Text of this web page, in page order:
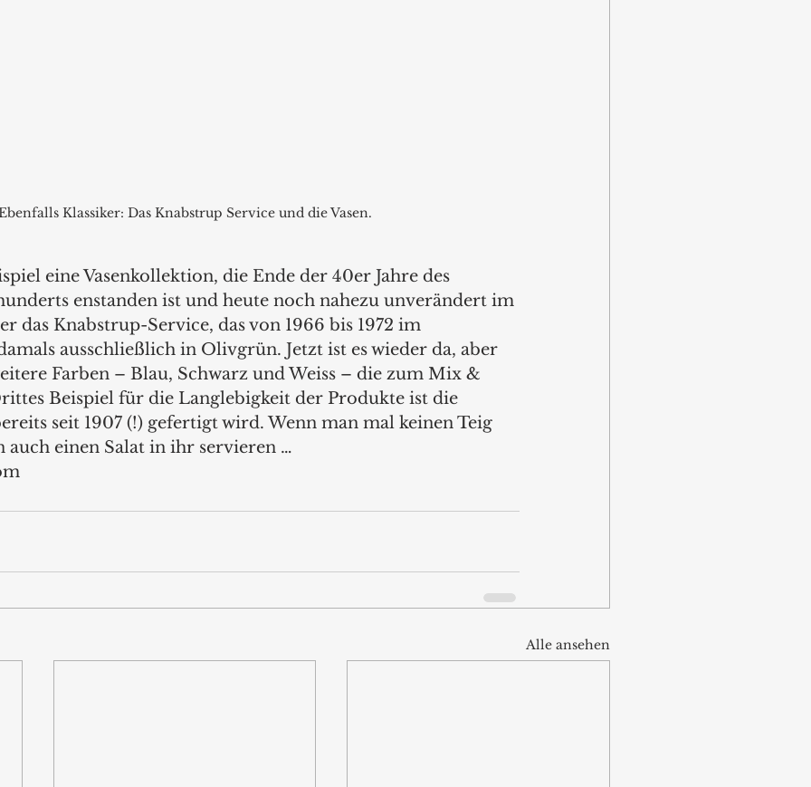
Klassiker: Das Knabstrup Service und die Vasen.
eine Vasenkollektion, die Ende der 40er Jahre des
enstanden ist und heute noch nahezu unverändert im
das Knabstrup-Service, das von 1966 bis 1972 im
ausschließlich in Olivgrün. Jetzt ist es wieder da, aber
Farben – Blau, Schwarz und Weiss – die zum Mix &
Beispiel für die Langlebigkeit der Produkte ist die
seit 1907 (!) gefertigt wird. Wenn man mal keinen Teig
auch einen Salat in ihr servieren …
Alle ansehen